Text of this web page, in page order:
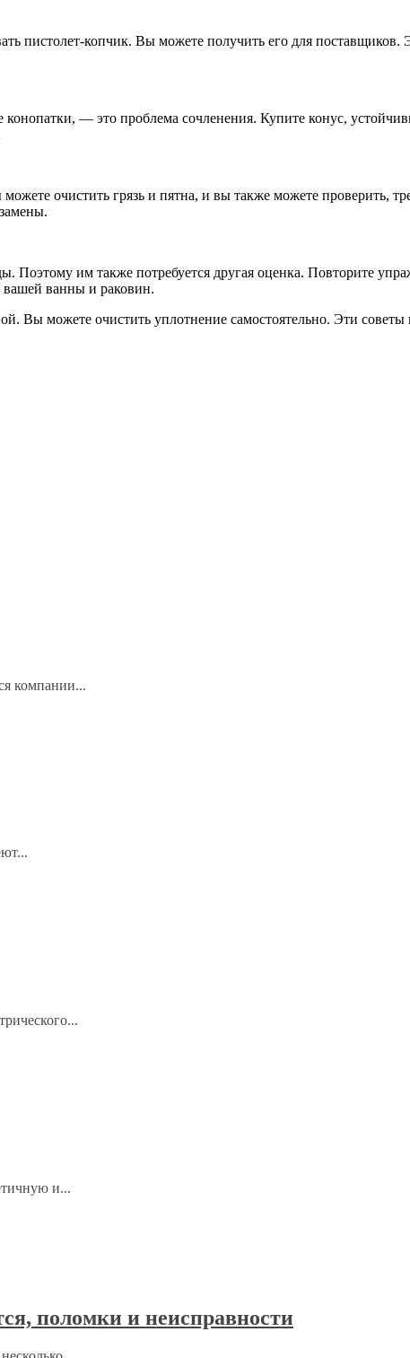
пистолет-копчик. Вы можете получить его для
— это проблема сочленения. Купите конус,
очистить грязь и пятна, и вы также можете проверить,
Поэтому им также потребуется другая оценка. Повторите
вашей ванны и раковин.
Вы можете очистить уплотнение самостоятельно. Эти
компании...
и...
поломки и неисправности